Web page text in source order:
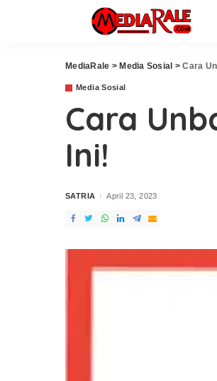
MediaRale > Media Sosial >Cara
Media Sosial
Cara
Ini!
Posted
SATRIA April 23, 2023